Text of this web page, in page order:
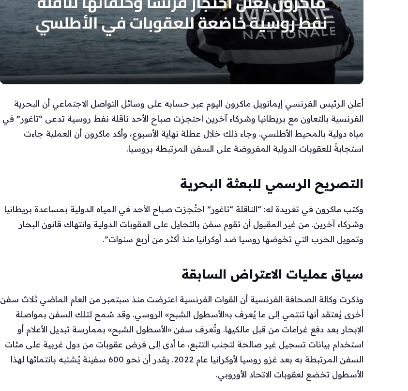
أعلن الرئيس الفرنسي إيمانويل ماكرون اليوم عبر حسابه على وسائل التواصل الاجتماعي أن البحرية
الفرنسية بالتعاون مع بريطانيا وشركاء آخرين احتجزت صباح الأحد ناقلة نفط روسية تدعى “تاغور” في
مياه دولية بالمحيط الأطلسي. وجاء ذلك خلال عطلة نهاية الأسبوع، وأكد ماكرون أن العملية جاءت
استجابةً للعقوبات الدولية المفروضة على السفن المرتبطة بروسيا.
التصريح الرسمي للبعثة البحرية
وكتب ماكرون في تغريدة له: “الناقلة “تاغور” احتُجزت صباح الأحد في المياه الدولية بمساعدة بريطانيا
وشركاء آخرين. من غير المقبول أن تقوم سفن بالتحايل على العقوبات الدولية وانتهاك قانون البحار
وتمويل الحرب التي تخوضها روسيا ضد أوكرانيا منذ أكثر من أربع سنوات”.
سياق عمليات الاعتراض السابقة
وذكرت وكالة الصحافة الفرنسية أن القوات الفرنسية اعترضت منذ سبتمبر من العام الماضي ثلاث سفن
أخرى يُعتقد أنها تنتمي إلى ما يُعرف بـ«الأسطول الشبح» الروسي. وقد سُمح لتلك السفن بمواصلة
الإبحار بعد دفع غرامات من قبل مالكيها. وتُعرف سفن «الأسطول الشبح» بممارسة تبديل الأعلام أو
استخدام بيانات تسجيل غير صالحة لتجنب التتبع، ما أدى إلى فرض عقوبات من دول غربية على مئات
السفن المرتبطة به بعد غزو روسيا لأوكرانيا عام 2022. يقدر أن نحو 600 سفينة يُشتبه بانتمائها لهذا
الأسطول تخضع لعقوبات الاتحاد الأوروبي.